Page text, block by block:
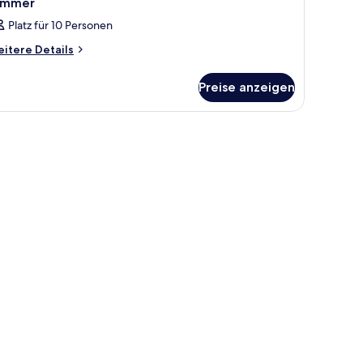
Platz für 10 Personen
Details
Preise anzeigen